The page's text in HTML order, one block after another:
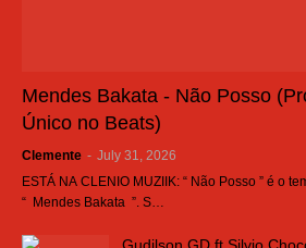
Mendes Bakata - Não Posso
Único no Beats)
Clemente - July 31, 2026
ESTÁ NA CLENIO MUZIIK: “ Não Posso ” é o
“ Mendes Bakata ”. S…